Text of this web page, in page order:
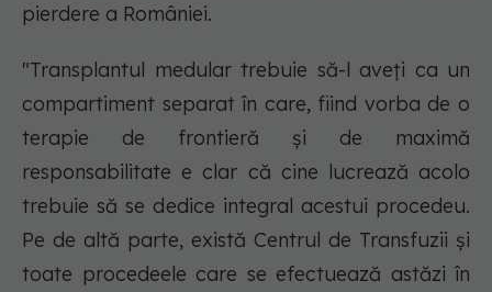
pierdere a României.
"Transplantul medular trebuie să-l aveți ca un
compartiment separat în care, fiind vorba de o
terapie de frontieră și de maximă
responsabilitate e clar că cine lucrează acolo
trebuie să se dedice integral acestui procedeu.
Pe de altă parte, există Centrul de Transfuzii și
toate procedeele care se efectuează astăzi în